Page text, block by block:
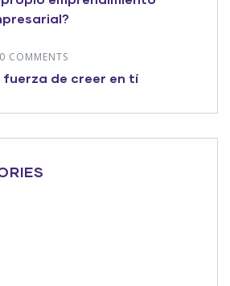
0 COMMENTS
fuerza de creer en tí